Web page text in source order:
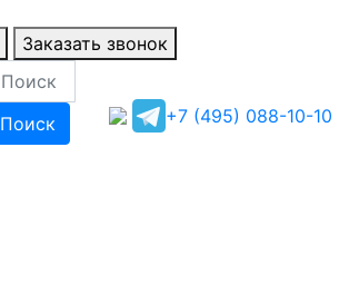
Заказать звонок
Поиск +7 (495) 088-10-10